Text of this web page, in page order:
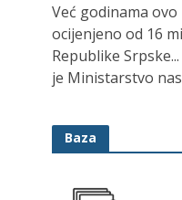
Već godinama
ocijenjeno od 16
Republike
je Ministarstvo
Baza